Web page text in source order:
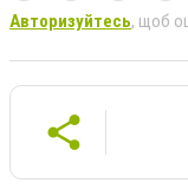
Авторизуйтесь, щоб